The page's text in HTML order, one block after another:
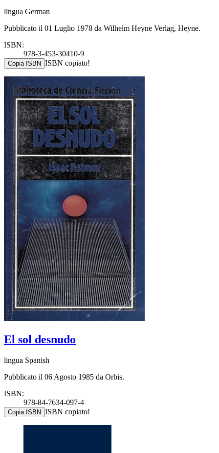
lingua German
Pubblicato il 01 Luglio 1978 da Wilhelm Heyne Verlag, Heyne.
ISBN:
978-3-453-30410-9
Copia ISBN ISBN copiato!
El sol desnudo
lingua Spanish
Pubblicato il 06 Agosto 1985 da Orbis.
ISBN:
978-84-7634-097-4
Copia ISBN ISBN copiato!